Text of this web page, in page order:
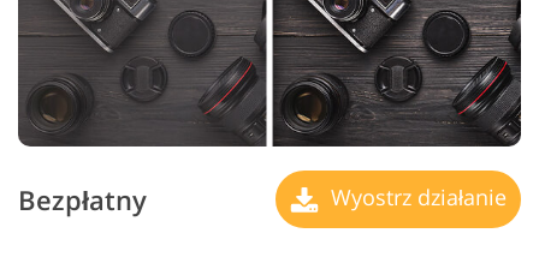
Bezpłatny Wyostrz działanie